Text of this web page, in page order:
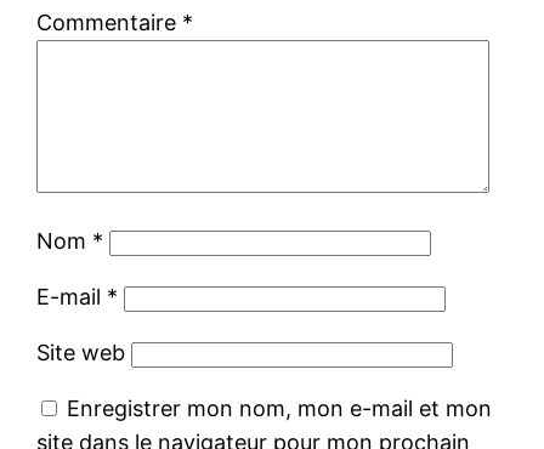
Commentaire *
Nom *
E-mail *
Site web
Enregistrer mon nom, mon e-mail et mon
site dans le navigateur pour mon prochain